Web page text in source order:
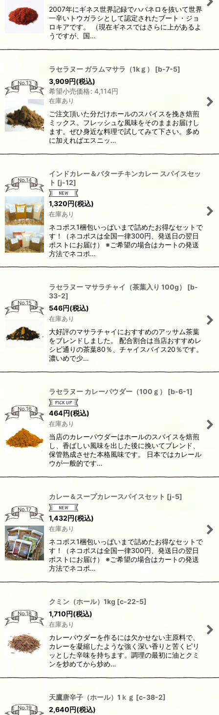
2007年にギネス世界記録でハバネロを抜いて世界
一辛いトウガラシとして認定されたブート・ジョ
ロキアです。 （現在ギネスではさらに上があるよ
うですが、国…
No.13
ラセラヌー ガラムマサラ（1kｇ） [b-7-5]
3,909円(税込)
希望小売価格: 4,114円
在庫あり
ご注文頂いた分だけホールのスパイスを挽き焙煎
ミックス。フレッシュな風味をそのままお届けし
ます。ぜひ身近な料理で試してみて下さい。多め
に加えればエスニッ…
No.14
インドカレー＆バターチキンカレー スパイスセッ
ト [j-12]
1,320円(税込)
在庫あり
ネコポス1梱包いっぱいまで詰めたお得なセットで
す！（ネコポスは全国一律300円、発送日の翌日
ポストにお届け） ※ご希望の場合はカートの発送
方法でネコポ…
No.15
ラセラヌー マサラチャイ（茶葉入り 100g） [b-
33-2]
546円(税込)
在庫あり
大好評のマサラチャイにおすすめのアッサム茶葉
をブレンドしました。 配合割合は当店おすすめレ
シピ通りの茶葉80％、チャイスパイス20％です。
濃いめで少…
No.16
ラセラヌー カレーパウダー（100ｇ） [b-6-1]
464円(税込)
在庫あり
当店のカレーパウダーはホールのスパイスを焙煎
し、香ばしい風味を出した後に挽いてブレンド、
保管熟成させた本格風味です。 日本ではカレール
ウが一般的です…
No.17
カレー＆スープカレースパイスセット [j-5]
1,432円(税込)
在庫あり
ネコポス1梱包いっぱいまで詰めたお得なセットで
す！（ネコポスは全国一律300円、発送日の翌日
ポストにお届け） ※ご希望の場合はカートの発送
方法でネコポ…
No.18
クミン（ホール）1kg [c-22-5]
1,710円(税込)
在庫あり
カレーパウダーを作るには欠かせない主原料で、
カレーを凝縮したような強く深い香りと苦くピリ
ッとした辛味を持ちます。調理の最初に油とクミ
ンを炒めてから炒め…
No.19
天鷹唐辛子（ホール）1ｋｇ [c-38-2]
2,640円(税込)